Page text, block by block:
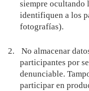
siempre ocultando
identifiquen a los
fotografías).
2.
No almacenar
participantes por
denunciable.
participar en